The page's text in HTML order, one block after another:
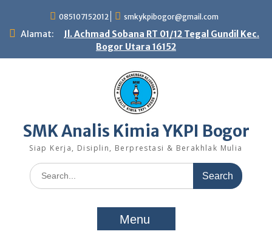
content
085107152012 smkykpibogor@gmail.com
Alamat:
Jl. Achmad Sobana RT 01/12 Tegal Gundil Kec.
Bogor Utara 16152
SMK Analis Kimia YKPI Bogor
Siap Kerja, Disiplin, Berprestasi & Berakhlak Mulia
Search
for:
Menu